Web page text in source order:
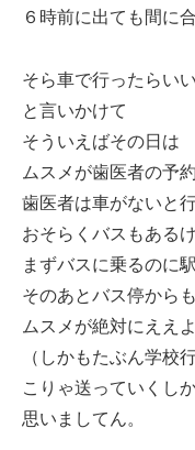
６時前に出ても間に
そら車で行ったらい
と言いかけて
そういえばその日は
ムスメが歯医者の予
歯医者は車がないと
おそらくバスもある
まずバスに乗るのに
そのあとバス停から
ムスメが絶対にええ
（しかもたぶん学校
こりゃ送っていくし
思いましてん。